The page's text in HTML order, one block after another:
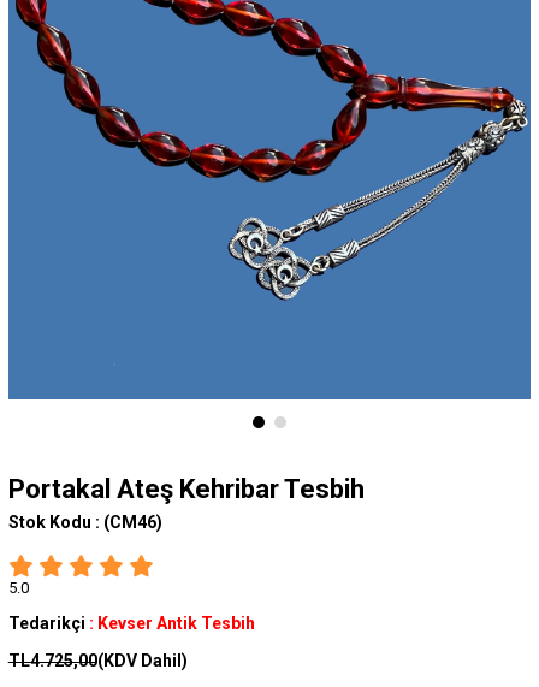
Portakal Ateş Kehribar Tesbih
Stok Kodu : (CM46)
5.0
Tedarikçi : Kevser Antik Tesbih
TL4.725,00(KDV Dahil)